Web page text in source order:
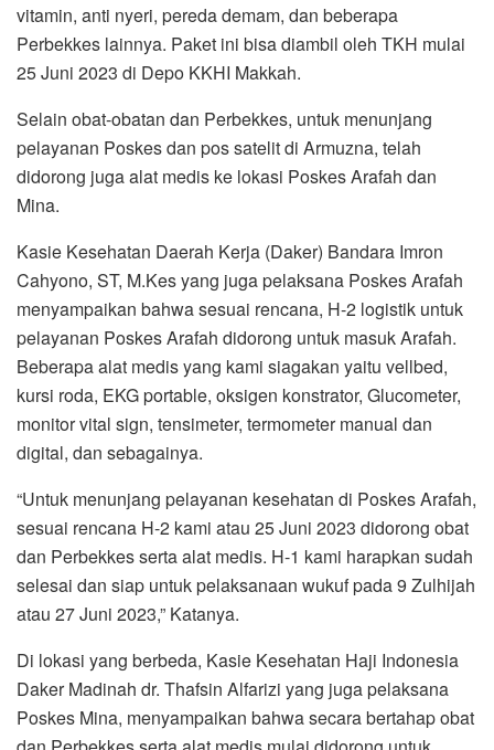
vitamin, anti nyeri, pereda demam, dan beberapa
Perbekkes lainnya. Paket ini bisa diambil oleh TKH mulai
25 Juni 2023 di Depo KKHI Makkah.
Selain obat-obatan dan Perbekkes, untuk menunjang
pelayanan Poskes dan pos satelit di Armuzna, telah
didorong juga alat medis ke lokasi Poskes Arafah dan
Mina.
Kasie Kesehatan Daerah Kerja (Daker) Bandara Imron
Cahyono, ST, M.Kes yang juga pelaksana Poskes Arafah
menyampaikan bahwa sesuai rencana, H-2 logistik untuk
pelayanan Poskes Arafah didorong untuk masuk Arafah.
Beberapa alat medis yang kami siagakan yaitu vellbed,
kursi roda, EKG portable, oksigen konstrator, Glucometer,
monitor vital sign, tensimeter, termometer manual dan
digital, dan sebagainya.
“Untuk menunjang pelayanan kesehatan di Poskes Arafah,
sesuai rencana H-2 kami atau 25 Juni 2023 didorong obat
dan Perbekkes serta alat medis. H-1 kami harapkan sudah
selesai dan siap untuk pelaksanaan wukuf pada 9 Zulhijah
atau 27 Juni 2023,” Katanya.
Di lokasi yang berbeda, Kasie Kesehatan Haji Indonesia
Daker Madinah dr. Thafsin Alfarizi yang juga pelaksana
Poskes Mina, menyampaikan bahwa secara bertahap obat